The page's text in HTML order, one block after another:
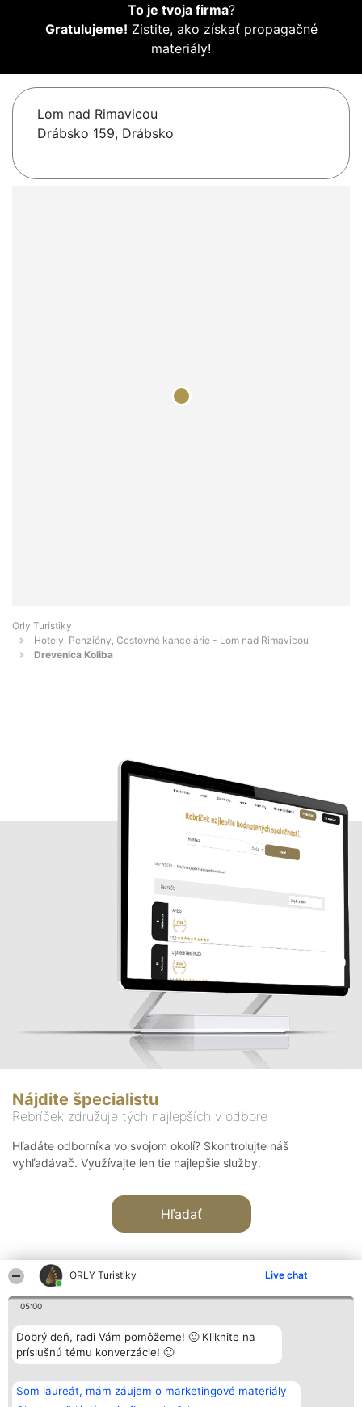
ORLY Turistiky Live chat
05:00
Dobrý deň, radi Vám pomôžeme! 🙂 Kliknite na
príslušnú tému konverzácie! 🙂
Som laureát, mám záujem o marketingové materiály
To je tvoja firma?
Gratulujeme! Zistite, ako získať propagačné
materiály!
Lom nad Rimavicou
Drábsko 159, Drábsko
Orly Turistiky
Hotely, Penzióny, Cestovné kancelárie - Lom nad Rimavicou
Drevenica Koliba
Nájdite špecialistu
Rebríček združuje tých najlepších v odbore
Hľadáte odborníka vo svojom okolí? Skontrolujte náš
vyhľadávač. Využívajte len tie najlepšie služby.
Hľadať
Organizátor hodnotenia
Bright Side Solutions sp. z o.
o. sp. k.
Wrocław 50-079
KRS 0000749100 | Regon
381313360 | NIP 8943132676
Hodnotenie
Laureáti
Lista
Laureatów
Podmienky
Obchodné
Kontakt
Kontakt